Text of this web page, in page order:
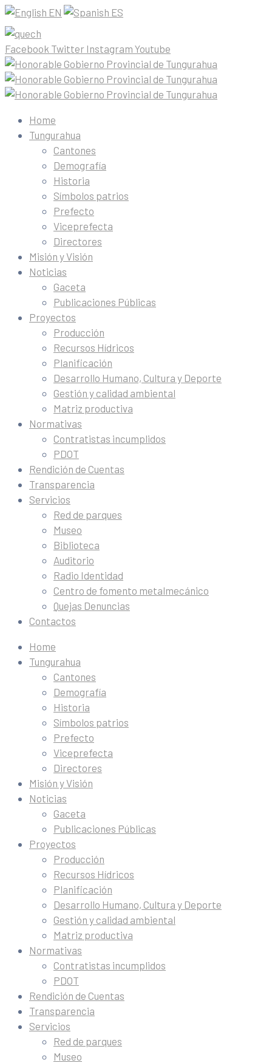
EN ES
Facebook Twitter Instagram Youtube
Home
Tungurahua
Cantones
Demografía
Historia
Símbolos patrios
Prefecto
Viceprefecta
Directores
Misión y Visión
Noticias
Gaceta
Publicaciones Públicas
Proyectos
Producción
Recursos Hídricos
Planificación
Desarrollo Humano, Cultura y Deporte
Gestión y calidad ambiental
Matriz productiva
Normativas
Contratistas incumplidos
PDOT
Rendición de Cuentas
Transparencia
Servicios
Red de parques
Museo
Biblioteca
Auditorio
Radio Identidad
Centro de fomento metalmecánico
Quejas Denuncias
Contactos
Home
Tungurahua
Cantones
Demografía
Historia
Símbolos patrios
Prefecto
Viceprefecta
Directores
Misión y Visión
Noticias
Gaceta
Publicaciones Públicas
Proyectos
Producción
Recursos Hídricos
Planificación
Desarrollo Humano, Cultura y Deporte
Gestión y calidad ambiental
Matriz productiva
Normativas
Contratistas incumplidos
PDOT
Rendición de Cuentas
Transparencia
Servicios
Red de parques
Museo